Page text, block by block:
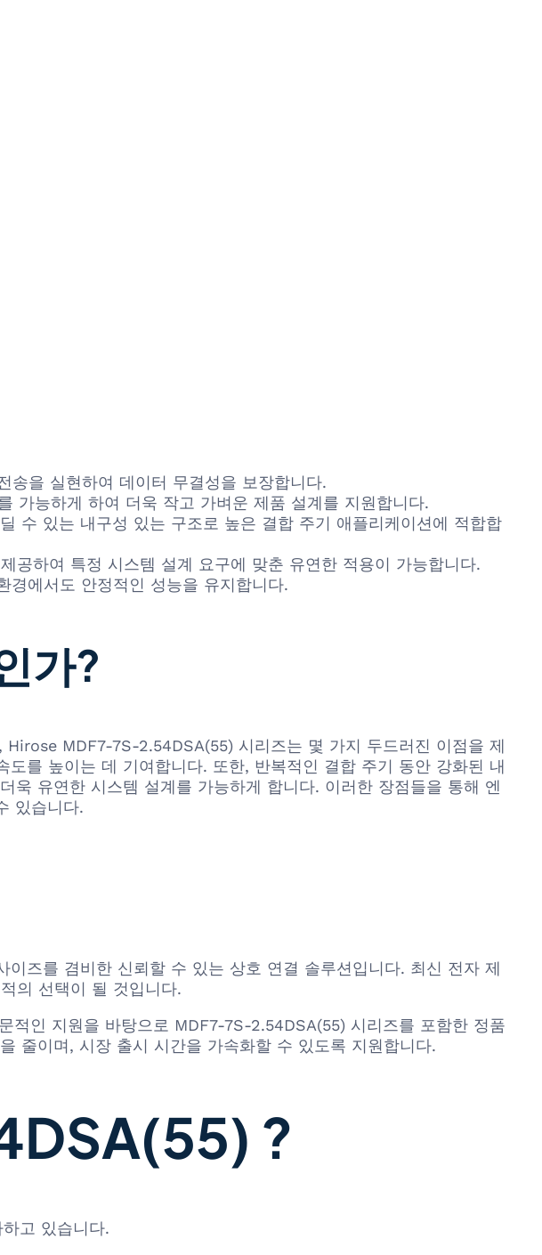
송을 실현하여 데이터 무결성을 보장합니다.
가능하게 하여 더욱 작고 가벼운 제품 설계를 지원합니다.
수 있는 내구성 있는 구조로 높은 결합 주기 애플리케이션에 적합합
공하여 특정 시스템 설계 요구에 맞춘 유연한 적용이 가능합니다.
경에서도 안정적인 성능을 유지합니다.
가?
MDF7-7S-2.54DSA(55) 시리즈는 몇 가지 두드러진 이점을 제
를 높이는 데 기여합니다. 또한, 반복적인 결합 주기 동안 강화된 내
욱 유연한 시스템 설계를 가능하게 합니다. 이러한 장점들을 통해 엔
있습니다.
즈를 겸비한 신뢰할 수 있는 상호 연결 솔루션입니다. 최신 전자 제
의 선택이 될 것입니다.
인 지원을 바탕으로 MDF7-7S-2.54DSA(55) 시리즈를 포함한 정품
줄이며, 시장 출시 시간을 가속화할 수 있도록 지원합니다.
?
고 있습니다.